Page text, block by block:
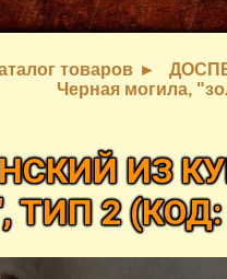
товаров
Черная могила,
ИЗ
ТИП 2